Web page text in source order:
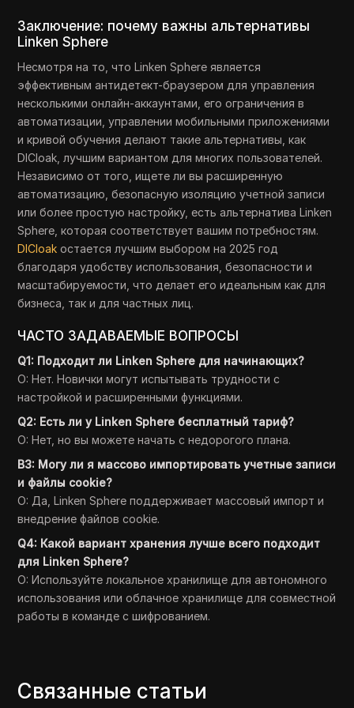
Заключение: почему важны альтернативы
Linken Sphere
Несмотря на то, что Linken Sphere является
эффективным антидетект-браузером для управления
несколькими онлайн-аккаунтами, его ограничения в
автоматизации, управлении мобильными приложениями
и кривой обучения делают такие альтернативы, как
DICloak, лучшим вариантом для многих пользователей.
Независимо от того, ищете ли вы расширенную
автоматизацию, безопасную изоляцию учетной записи
или более простую настройку, есть альтернатива Linken
Sphere, которая соответствует вашим потребностям.
DICloak остается лучшим выбором на 2025 год
благодаря удобству использования, безопасности и
масштабируемости, что делает его идеальным как для
бизнеса, так и для частных лиц.
ЧАСТО ЗАДАВАЕМЫЕ ВОПРОСЫ
Q1: Подходит ли Linken Sphere для начинающих?
О: Нет. Новички могут испытывать трудности с
настройкой и расширенными функциями.
Q2: Есть ли у Linken Sphere бесплатный тариф?
О: Нет, но вы можете начать с недорогого плана.
В3: Могу ли я массово импортировать учетные записи
и файлы cookie?
О: Да, Linken Sphere поддерживает массовый импорт и
внедрение файлов cookie.
Q4: Какой вариант хранения лучше всего подходит
для Linken Sphere?
О: Используйте локальное хранилище для автономного
использования или облачное хранилище для совместной
работы в команде с шифрованием.
Связанные статьи